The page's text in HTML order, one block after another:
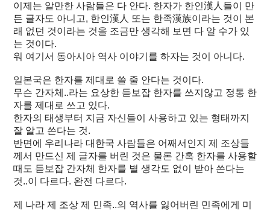
이제는 알만한 사람들은 다 안다. 한자가 한인漢人들이 만
든 글자도 아니고, 한인漢人 또는 한족漢族이라는 것이 본
래 없던 것이라는 것을 조금만 생각해 보면 다 알 수가 있
는 것이다.
워 여기서 동아시아 역사 이야기를 하자는 것이 아니다.
일본국은 한자를 제대로 쓸 줄 안다는 것이다.
무슨 간자체..라는 요상한 듣보잡 한자를 쓰지않고 정통 한
자를 제대로 쓰고 있다.
한자의 태생부터 지금 자신들이 사용하고 있는 형태까지
잘 알고 쓴다는 것.
반면에 우리나라 대한국 사람들은 어째서인지 제 조상들
께서 만드신 제 글자를 버린 것은 물론 간혹 한자를 사용할
때도 듣보잡 간자체 한자를 별 생각도 없이 받아 쓴다는
것..이 다르다. 완전 다르다.
제 나라 제 조상 제 민족..의 역사를 잃어버린 민족에게 미